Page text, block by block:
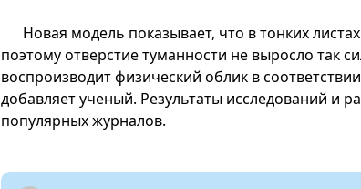
Новая модель показывает, что в тонких
поэтому отверстие туманности не выросло так
воспроизводит физический облик в
добавляет ученый. Результаты исследований и
популярных журналов.